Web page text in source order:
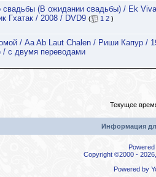
свадьбы (В ожидании свадьбы) / Ek
Гхатак / 2008 / DVD9 ( 1 2 )
/ Aa Ab Laut Chalen / Риши Капур /
/ с двумя переводами
Текущее
Информация
Copyright ©2000 -
Powered by